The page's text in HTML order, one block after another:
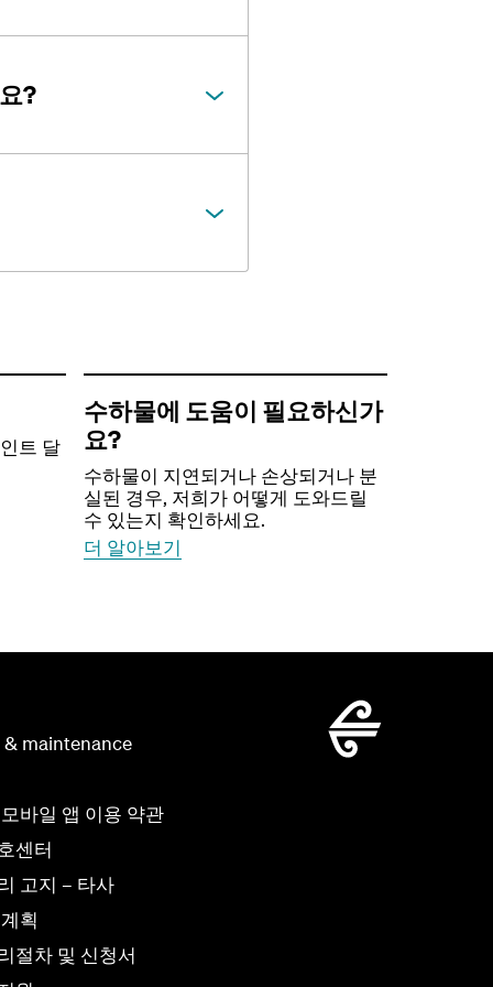
?
트 달
수하물에 도움이 필요하신가
요?
수하물이 지연되거나 손상되거나 분
실된 경우, 저희가 어떻게 도와드릴
수 있는지 확인하세요.
더 알아보기
maintenance
바일 앱 이용 약관
센터
고지 – 타사
획
절차 및 신청서